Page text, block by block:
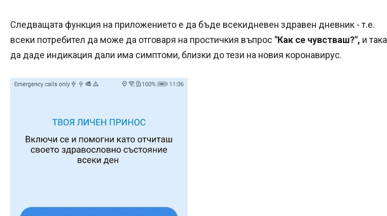
Следващата функция на приложението е да бъде всекидневен здравен дневник - т.е.
всеки потребител да може да отговаря на простичкия въпрос "Как се чувстваш?", и така
да даде индикация дали има симптоми, близки до тези на новия коронавирус.